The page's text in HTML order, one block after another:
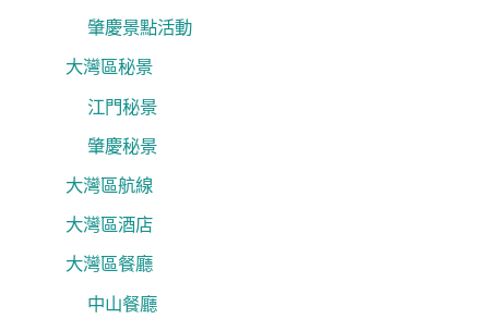
肇慶景點活動
大灣區秘景
江門秘景
肇慶秘景
大灣區航線
大灣區酒店
大灣區餐廳
中山餐廳